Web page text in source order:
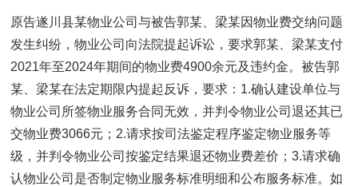
原告遂川县某物业公司与被告郭某、梁某因物业费交纳问题
发生纠纷，物业公司向法院提起诉讼，要求郭某、梁某支付
2021年至2024年期间的物业费4900余元及违约金。被告郭
某、梁某在法定期限内提起反诉，要求：1.确认建设单位与
物业公司所签物业服务合同无效，并判令物业公司退还其已
交物业费3066元；2.请求按司法鉴定程序鉴定物业服务等
级，并判令物业公司按鉴定结果退还物业费差价；3.请求确
认物业公司是否制定物业服务标准明细和公布服务标准。如